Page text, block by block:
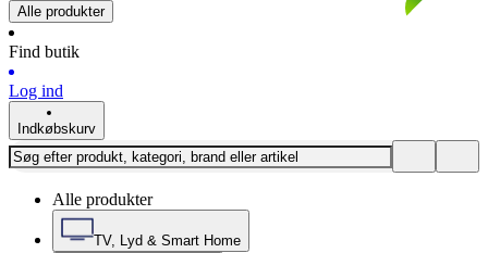
Alle produkter
Find butik
Log ind
Indkøbskurv
Alle produkter
TV, Lyd & Smart Home